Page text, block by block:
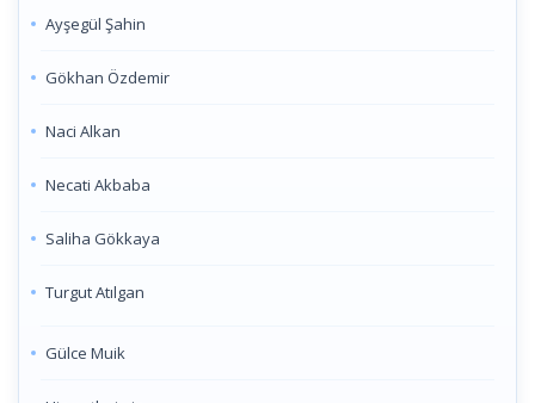
Ayşegül Şahin
Gökhan Özdemir
Naci Alkan
Necati Akbaba
Saliha Gökkaya
Turgut Atılgan
Gülce Muik